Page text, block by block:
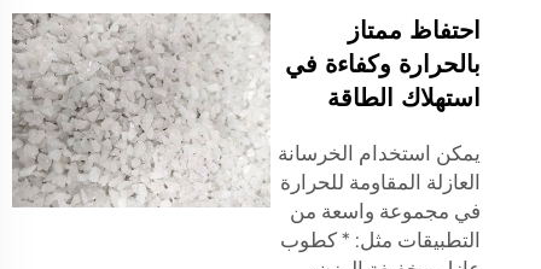
احتفاظ ممتاز
بالحرارة وكفاءة في
استهلاك الطاقة
يمكن استخدام الخرسانة
العازلة المقاومة للحرارة
في مجموعة واسعة من
التطبيقات مثل: * كطوب